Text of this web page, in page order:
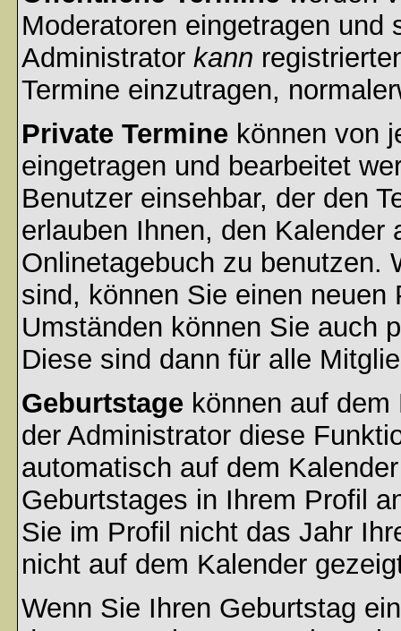
Moderatoren eingetragen und
Administrator kann
Termine einzutragen,
Private Termine können von
eingetragen und bearbeitet
Benutzer einsehbar, der den
erlauben Ihnen, den
Onlinetagebuch zu benutzen.
sind, können Sie einen neuen
Umständen können Sie auch
Diese sind dann für alle
Geburtstage können auf
der Administrator diese
automatisch auf dem
Geburtstages in Ihrem Profil
Sie im Profil nicht das Jahr
nicht auf dem Kalender
Wenn Sie Ihren Geburtstag